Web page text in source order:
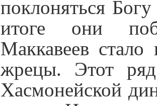
поклоняться
итоге они
Маккавеев стало
жрецы. Этот ряд
Хасмонейской